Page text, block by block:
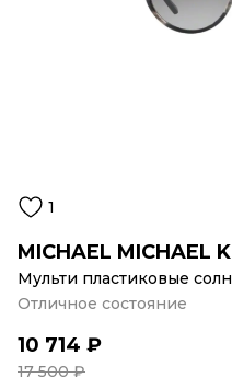
1
MICHAEL MICHAEL
Мульти пластиковые
Отличное состояние
10 714 ₽
17 500 ₽